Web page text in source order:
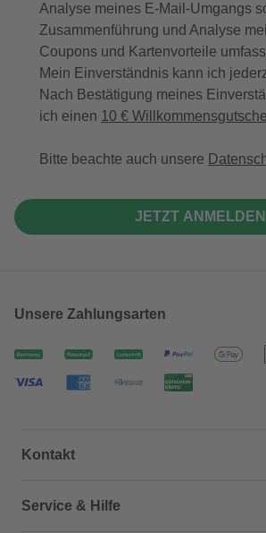
Analyse meines E-Mail-Umgangs
Zusammenführung und Analyse
Coupons und Kartenvorteile
Mein Einverständnis kann ich
Nach Bestätigung meines
ich einen 10 €
Bitte beachte auch unsere
JETZT ANMELDEN
Unsere Zahlungsarten
Kontakt
Dein Kontakt zu uns
Service & Hilfe